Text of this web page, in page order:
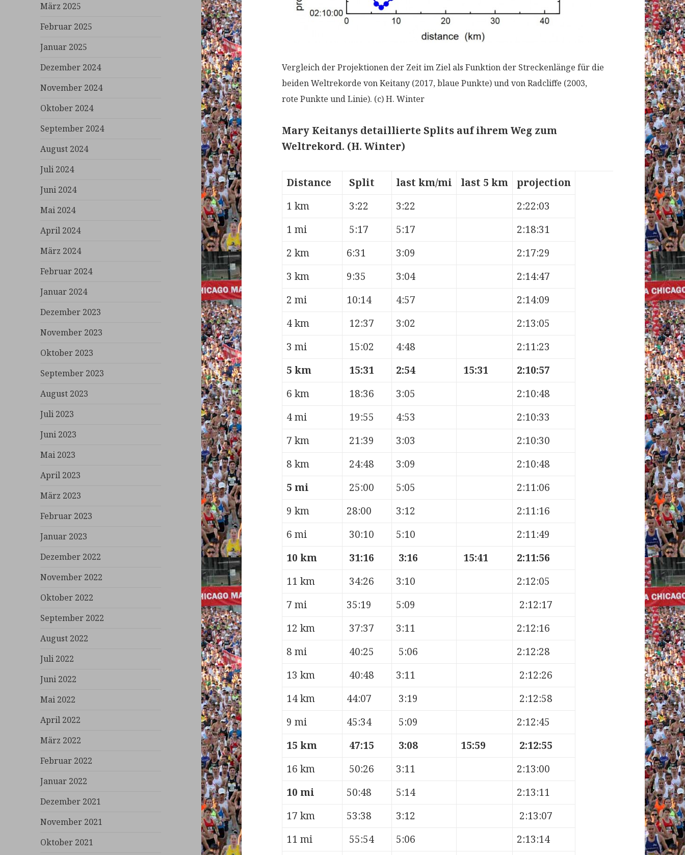
März 2025
Februar 2025
Januar 2025
Dezember 2024
November 2024
Oktober 2024
September 2024
August 2024
Juli 2024
Juni 2024
Mai 2024
April 2024
März 2024
Februar 2024
Januar 2024
Dezember 2023
November 2023
Oktober 2023
September 2023
August 2023
Juli 2023
Juni 2023
Mai 2023
April 2023
März 2023
Februar 2023
Januar 2023
Dezember 2022
November 2022
Oktober 2022
September 2022
August 2022
Juli 2022
Juni 2022
Mai 2022
April 2022
März 2022
Februar 2022
Januar 2022
Dezember 2021
November 2021
Oktober 2021
Vergleich der Projektionen der Zeit im Ziel als Funktion der Streckenlänge für die
beiden Weltrekorde von Keitany (2017, blaue Punkte) und von Radcliffe (2003,
rote Punkte und Linie). (c) H. Winter
Mary Keitanys detaillierte Splits auf ihrem Weg zum
Weltrekord. (H. Winter)
Distance Split last km/mi last 5 km
projection
1 km
3:22 3:22
2:22:03
1 mi
5:17 5:17
2:18:31
2 km
6:31 3:09
2:17:29
3 km
9:35 3:04
2:14:47
2 mi
10:14 4:57
2:14:09
4 km
12:37 3:02
2:13:05
3 mi
15:02 4:48
2:11:23
5 km
15:31 2:54 15:31
2:10:57
6 km
18:36 3:05
2:10:48
4 mi
19:55 4:53
2:10:33
7 km
21:39 3:03
2:10:30
8 km
24:48 3:09
2:10:48
5 mi
25:00 5:05
2:11:06
9 km
28:00 3:12
2:11:16
6 mi
30:10 5:10
2:11:49
10 km
31:16 3:16 15:41
2:11:56
11 km
34:26 3:10
2:12:05
7 mi
35:19 5:09
2:12:17
12 km
37:37 3:11
2:12:16
8 mi
40:25 5:06
2:12:28
13 km
40:48 3:11
2:12:26
14 km
44:07 3:19
2:12:58
9 mi
45:34 5:09
2:12:45
15 km
47:15 3:08 15:59
2:12:55
16 km
50:26 3:11
2:13:00
10 mi
50:48 5:14
2:13:11
17 km
53:38 3:12
2:13:07
11 mi
55:54 5:06 2:13:14